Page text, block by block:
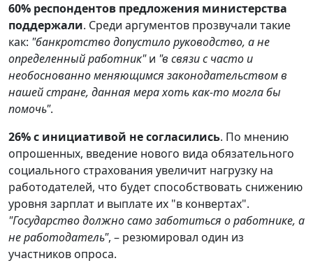
60% респондентов предложения министерства
поддержали. Среди аргументов прозвучали такие
как: "банкротство допустило руководство, а не
определенный работник"и "в связи с часто и
необоснованно меняющимся законодательством в
нашей стране, данная мера хоть как-то могла бы
помочь".
26%с инициативой не согласились. По мнению
опрошенных, введение нового вида обязательного
социального страхования увеличит нагрузку на
работодателей, что будет способствовать снижению
уровня зарплат и выплате их "в конвертах".
"Государство должно само заботиться о работнике, а
не работодатель", – резюмировал один из
участников опроса.